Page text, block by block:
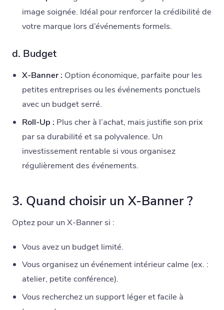
image soignée. Idéal pour renforcer la crédibilité de
votre marque lors d’événements formels.
d. Budget
X-Banner : Option économique, parfaite pour les
petites entreprises ou les événements ponctuels
avec un budget serré.
Roll-Up : Plus cher à l’achat, mais justifie son prix
par sa durabilité et sa polyvalence. Un
investissement rentable si vous organisez
régulièrement des événements.
3. Quand choisir un X-Banner ?
Optez pour un X-Banner si :
Vous avez un budget limité.
Vous organisez un événement intérieur calme (ex. :
atelier, petite conférence).
Vous recherchez un support léger et facile à